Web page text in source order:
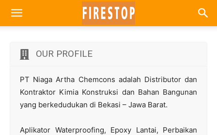
OUR PROFILE
PT Niaga Artha Chemcons adalah Distributor dan
Kontraktor Kimia Konstruksi dan Bahan Bangunan
yang berkedudukan di Bekasi – Jawa Barat.
Aplikator Waterproofing, Epoxy Lantai, Perbaikan